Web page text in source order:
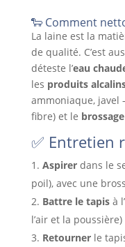
🐑 Comment
La laine est la
de qualité. C’est
déteste l’eau
les produits
ammoniaque,
fibre) et le
✅ Entretien
Aspirerdans le
poil), avec une
Battre le tapisà
l’air et la poussière)
Retournerle